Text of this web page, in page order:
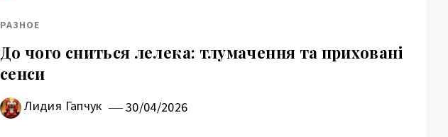
РАЗНОЕ
До чого сниться лелека: тлумачення та приховані
сенси
Лидия Гапчук 30/04/2026